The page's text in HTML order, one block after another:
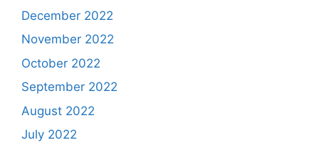
December 2022
November 2022
October 2022
September 2022
August 2022
July 2022